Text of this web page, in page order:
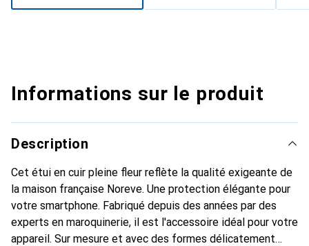
Informations sur le produit
Description
Cet étui en cuir pleine fleur reflète la qualité exigeante de
la maison française Noreve. Une protection élégante pour
votre smartphone. Fabriqué depuis des années par des
experts en maroquinerie, il est l'accessoire idéal pour votre
appareil. Sur mesure et avec des formes délicatement